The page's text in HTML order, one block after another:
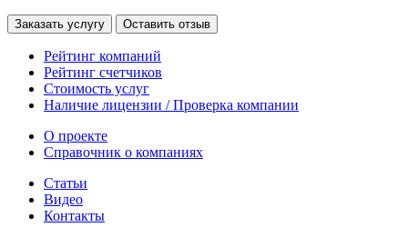
Заказать услугу Оставить отзыв
Рейтинг компаний
Рейтинг счетчиков
Стоимость услуг
Наличие лицензии / Проверка компании
О проекте
Справочник о компаниях
Статьи
Видео
Контакты